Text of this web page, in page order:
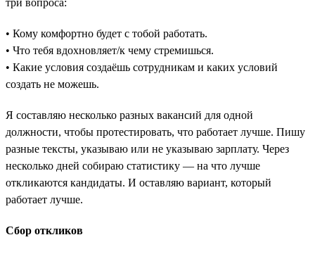
• Кому комфортно будет с тобой работать.
• Что тебя вдохновляет/к чему стремишься.
• Какие условия создаёшь сотрудникам и каких условий
создать не можешь.
Я составляю несколько разных вакансий для одной
должности, чтобы протестировать, что работает лучше. Пишу
разные тексты, указываю или не указываю зарплату. Через
несколько дней собираю статистику — на что лучше
откликаются кандидаты. И оставляю вариант, который
работает лучше.
Сбор откликов